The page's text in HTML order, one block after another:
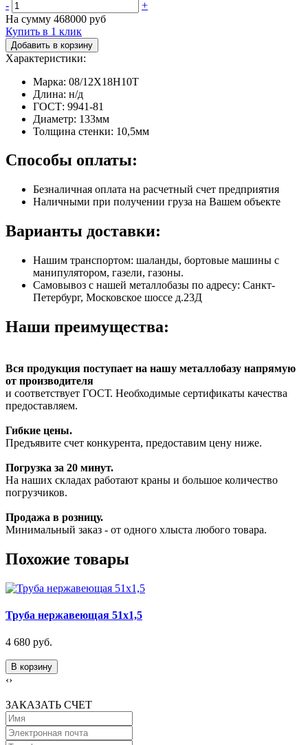
-
+
На сумму 468000 руб
Купить в 1 клик
Добавить в корзину
Характеристики:
Марка: 08/12Х18Н10Т
Длина: н/д
ГОСТ: 9941-81
Диаметр: 133мм
Толщина стенки: 10,5мм
Способы оплаты:
Безналичная оплата на расчетный счет предприятия
Наличными при получении груза на Вашем объекте
Варианты доставки:
Нашим транспортом: шаланды, бортовые машины с
манипулятором, газели, газоны.
Самовывоз с нашей металлобазы по адресу: Санкт-
Петербург, Московское шоссе д.23Д
Наши преимущества:
Вся продукция поступает на нашу металлобазу напрямую
от производителя
и соответствует ГОСТ. Необходимые сертификаты качества
предоставляем.
Гибкие цены.
Предъявите счет конкурента, предоставим цену ниже.
Погрузка за 20 минут.
На наших складах работают краны и большое количество
погрузчиков.
Продажа в розницу.
Минимальный заказ - от одного хлыста любого товара.
Похожие товары
Труба нержавеющая 51х1,5
4 680 руб.
В корзину
‹›
ЗАКАЗАТЬ СЧЕТ